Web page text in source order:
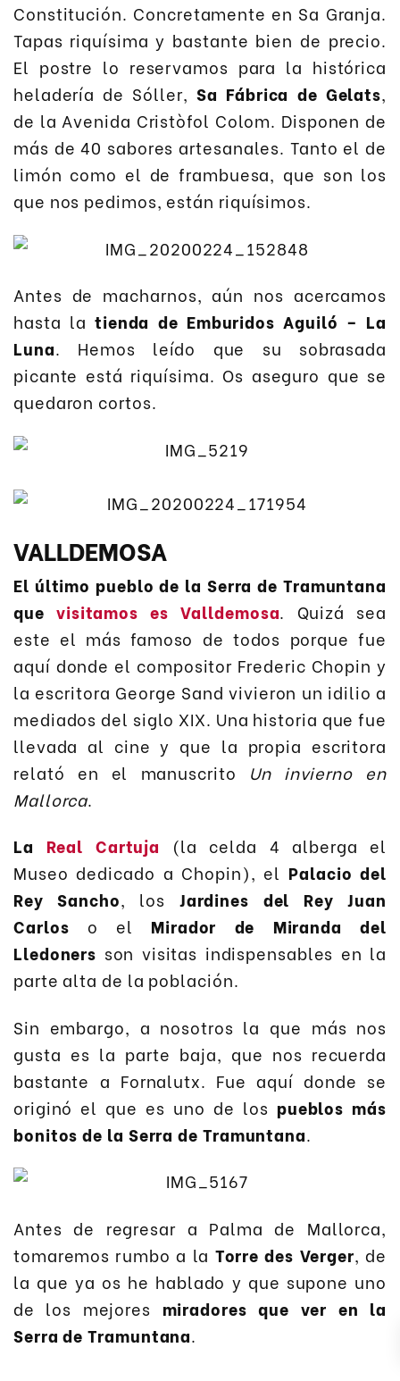
Constitución. Concretamente en Sa Granja.
Tapas riquísima y bastante bien de precio.
El postre lo reservamos para la histórica
heladería de Sóller, Sa Fábrica de Gelats,
de la Avenida Cristòfol Colom. Disponen de
más de 40 sabores artesanales. Tanto el de
limón como el de frambuesa, que son los
que nos pedimos, están riquísimos.
Antes de macharnos, aún nos acercamos
hasta la tienda de Emburidos Aguiló – La
Luna. Hemos leído que su sobrasada
picante está riquísima. Os aseguro que se
quedaron cortos.
VALLDEMOSA
El último pueblo de la Serra de Tramuntana
que visitamos es Valldemosa. Quizá sea
este el más famoso de todos porque fue
aquí donde el compositor Frederic Chopin y
la escritora George Sand vivieron un idilio a
mediados del siglo XIX. Una historia que fue
llevada al cine y que la propia escritora
relató en el manuscrito Un invierno en
Mallorca.
La Real Cartuja (la celda 4 alberga el
Museo dedicado a Chopin), el Palacio del
Rey Sancho, los Jardines del Rey Juan
Carlos o el Mirador de Miranda del
Lledoners son visitas indispensables en la
parte alta de la población.
Sin embargo, a nosotros la que más nos
gusta es la parte baja, que nos recuerda
bastante a Fornalutx. Fue aquí donde se
originó el que es uno de los pueblos más
bonitos de la Serra de Tramuntana.
Antes de regresar a Palma de Mallorca,
tomaremos rumbo a la Torre des Verger, de
la que ya os he hablado y que supone uno
de los mejores miradores que ver en la
Serra de Tramuntana.